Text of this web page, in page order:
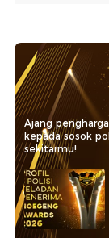
Ajang
kepada sosok
sekitarmu!